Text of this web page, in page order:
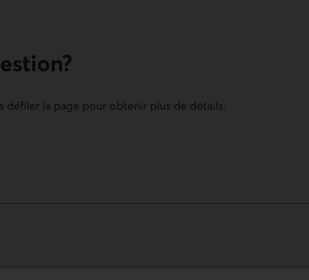
défiler la page pour obtenir plus de détails.